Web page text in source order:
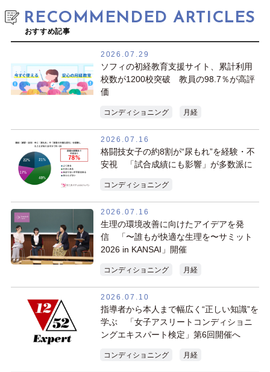
RECOMMENDED ARTICLES
おすすめ記事
2026.07.29
ソフィの初経教育支援サイト、累計利用
校数が1200校突破 教員の98.7％が高評
価
コンディショニング 月経
2026.07.16
格闘技女子の約8割が“尿もれ”を経験・不
安視 「試合成績にも影響」が多数派に
コンディショニング
2026.07.16
生理の環境改善に向けたアイデアを発
信 「〜誰もが快適な生理を〜サミット
2026 in KANSAI」開催
コンディショニング 月経
2026.07.10
指導者から本人まで幅広く“正しい知識”を
学ぶ 「女子アスリートコンディショニ
ングエキスパート検定」第6回開催へ
コンディショニング 月経